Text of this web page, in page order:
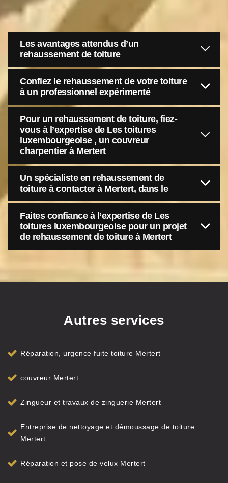
Les avantages attendus d’un
rehaussement de toiture
Confiez le rehaussement de votre toiture
à un professionnel expérimenté
Pour un rehaussement de toiture, fiez-
vous à l’expertise de Les toitures
luxembourgeoise , un couvreur
charpentier à Mertert
Un spécialiste en rehaussement de
toiture à contacter à Mertert, dans le
Faites confiance à l’expertise de Les
toitures luxembourgeoise pour un projet
de rehaussement de toiture à Mertert
Autres services
Réparation, urgence fuite toiture Mertert
couvreur Mertert
Zingueur et travaux de zinguerie Mertert
Entreprise de nettoyage et démoussage de toiture
Mertert
Réparation et pose de velux Mertert